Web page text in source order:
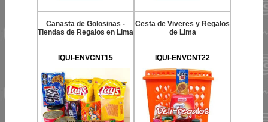
Canasta de Golosinas -
Tiendas de Regalos en Lima
IQUI-ENVCNT15
Cesta de Viveres y Regalos
de Lima
IQUI-ENVCNT22